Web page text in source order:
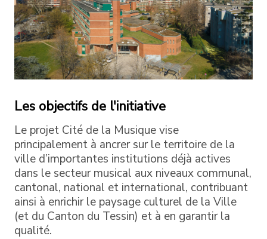
Les objectifs de l'initiative
Le projet Cité de la Musique vise
principalement à ancrer sur le territoire de la
ville d’importantes institutions déjà actives
dans le secteur musical aux niveaux communal,
cantonal, national et international, contribuant
ainsi à enrichir le paysage culturel de la Ville
(et du Canton du Tessin) et à en garantir la
qualité.